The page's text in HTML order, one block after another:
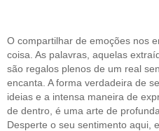
O compartilhar de emoções nos
coisa. As palavras, aquelas
são regalos plenos de um real
encanta. A forma verdadeira de
ideias e a intensa maneira de
de dentro, é uma arte de
Desperte o seu sentimento aqui,